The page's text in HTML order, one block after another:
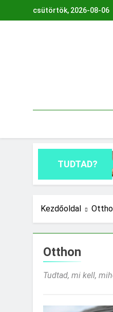
csütörtök, 2026-08-06
TUDTAD?
Kezdőoldal
Otthon
Tudtad, mi kell,